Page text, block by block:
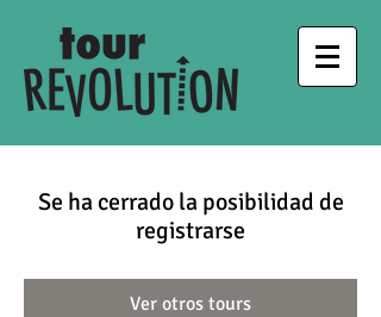
Se ha cerrado la posibilidad de
registrarse
Ver otros tours